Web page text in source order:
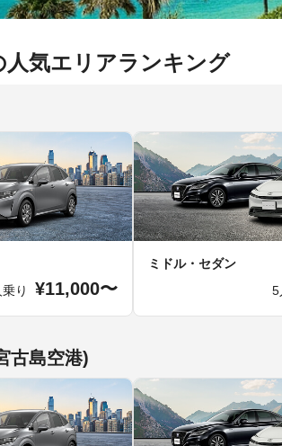
気エリアランキング
り
¥11,000〜
ミドル・セダン
5
古島空港)